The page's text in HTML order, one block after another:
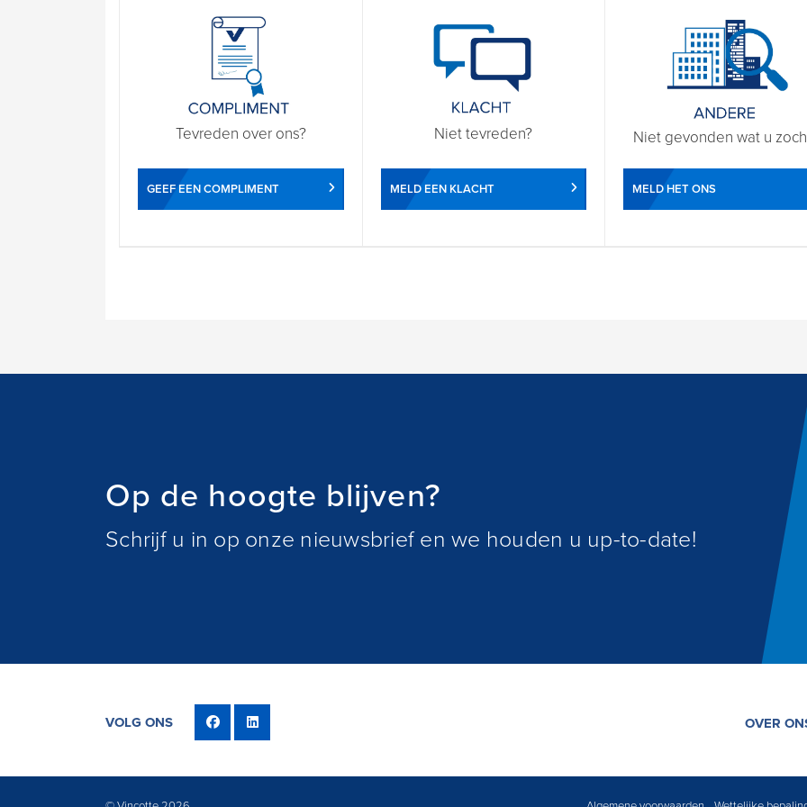
Tevreden over ons?
GEEF EEN COMPLIMENT
Niet tevreden?
MELD EEN KLACHT
Niet gevonden wat u
MELD HET ONS
Op de hoogte blijven?
Schrijf u in op onze nieuwsbrief en we houden u up-to-date!
OVER
VOLG ONS